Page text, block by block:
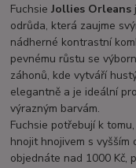
FuchsieJollies Orleans
odrůda, která zaujme
nádherné kontrastní
pevnému růstu se
záhonů, kde vytváří
elegantně a je ideální
výrazným barvám.
Fuchsie potřebují k
hnojit hnojivem s vyšším
objednáte nad 1000 Kč,